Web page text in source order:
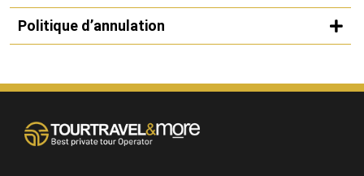
Politique d’annulation